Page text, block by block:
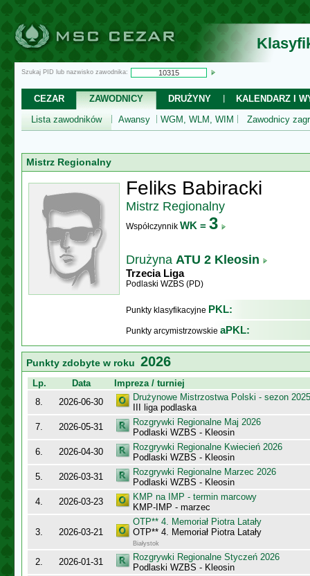
Szukaj PID lub nazwisko zawodnika:
CEZAR ZAWODNICY DRUŻYNY
KALENDARZ I
Lista zawodników
Awansy WGM, WLM, WIM Zawodnicy
Mistrz Regionalny
Feliks Babiracki
Mistrz Regionalny
Współczynnik WK = 3
Drużyna ATU 2 Kleosin
Trzecia Liga
Podlaski WZBS (PD)
Punkty klasyfikacyjne PKL:
Punkty arcymistrzowskie aPKL:
Punkty zdobyte w roku 2026
Lp. Data
Impreza / turniej
8.
2026-06-30
Drużynowe Mistrzostwa Polski - sezon
III liga podlaska
7.
2026-05-31
Rozgrywki Regionalne Maj 2026
Podlaski WZBS - Kleosin
6.
2026-04-30
Rozgrywki Regionalne Kwiecień 2026
Podlaski WZBS - Kleosin
5.
2026-03-31
Rozgrywki Regionalne Marzec 2026
Podlaski WZBS - Kleosin
4.
2026-03-23
KMP na IMP - termin marcowy
KMP-IMP - marzec
3. 2026-03-21
OTP** 4. Memoriał Piotra Latały
OTP** 4. Memoriał Piotra Latały
Białystok
2. 2026-01-31
Rozgrywki Regionalne Styczeń 2026
Podlaski WZBS - Kleosin